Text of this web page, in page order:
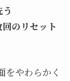
のリセット
をやわらかく